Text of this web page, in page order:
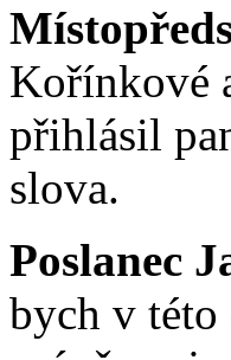
Kořínkové
přihlásil
slova.
Poslanec
bych v